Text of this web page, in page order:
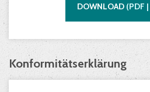
DOWNLOAD (PDF |
Konformitätserklärung